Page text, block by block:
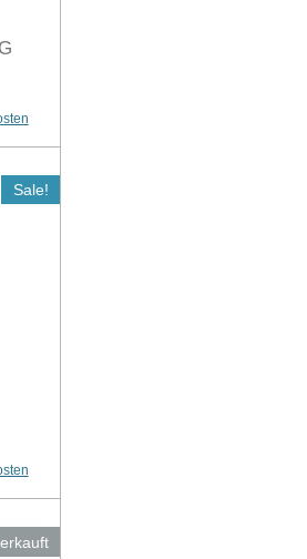
Sale!